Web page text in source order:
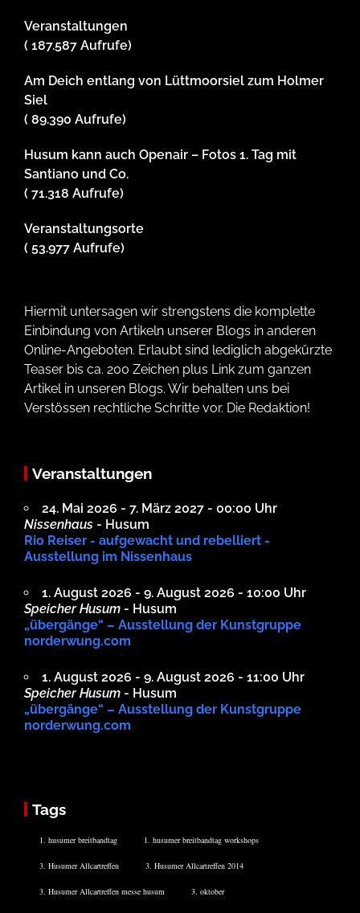
Veranstaltungen
( 187.587 Aufrufe)
Am Deich entlang von Lüttmoorsiel zum Holmer
Siel
( 89.390 Aufrufe)
Husum kann auch Openair – Fotos 1. Tag mit
Santiano und Co.
( 71.318 Aufrufe)
Veranstaltungsorte
( 53.977 Aufrufe)
Hiermit untersagen wir strengstens die komplette
Einbindung von Artikeln unserer Blogs in anderen
Online-Angeboten. Erlaubt sind lediglich abgekürzte
Teaser bis ca. 200 Zeichen plus Link zum ganzen
Artikel in unseren Blogs. Wir behalten uns bei
Verstössen rechtliche Schritte vor. Die Redaktion!
Veranstaltungen
24. Mai 2026 - 7. März 2027 - 00:00 Uhr
Nissenhaus - Husum
Rio Reiser - aufgewacht und rebelliert -
Ausstellung im Nissenhaus
1. August 2026 - 9. August 2026 - 10:00 Uhr
Speicher Husum - Husum
„übergänge“ – Ausstellung der Kunstgruppe
norderwung.com
1. August 2026 - 9. August 2026 - 11:00 Uhr
Speicher Husum - Husum
„übergänge“ – Ausstellung der Kunstgruppe
norderwung.com
Tags
1. husumer breitbandtag 1. husumer breitbandtag workshops
3. Husumer Allcartreffen 3. Husumer Allcartreffen 2014
3. Husumer Allcartreffen messe husum 3. oktober